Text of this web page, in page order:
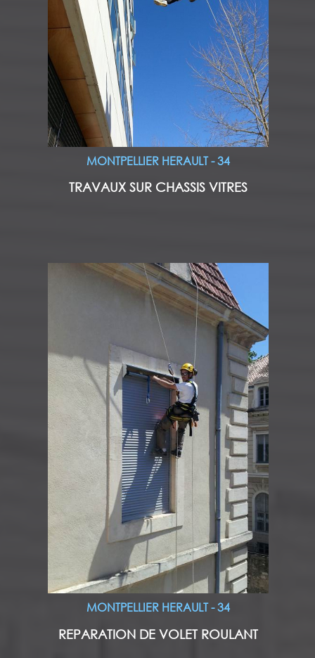
MONTPELLIER HERAULT - 34
TRAVAUX SUR CHASSIS VITRES
MONTPELLIER HERAULT - 34
REPARATION DE VOLET ROULANT